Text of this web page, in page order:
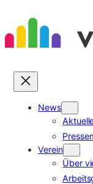
Inhalt
springen
News
Verein
Über